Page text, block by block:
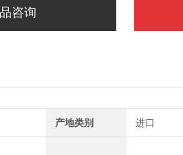
咨询
产地类别 进口